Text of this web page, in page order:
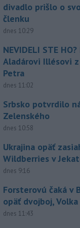
divadlo prišlo o
členku
dnes 10:29
NEVIDELI STE
Aladárovi Illésovi
Petra
dnes 11:02
Srbsko potvrdilo
Zelenského
dnes 10:58
Ukrajina opäť
Wildberries v
dnes 9:16
Forsterovú čaká v
opäť dvojboj,
dnes 11:43